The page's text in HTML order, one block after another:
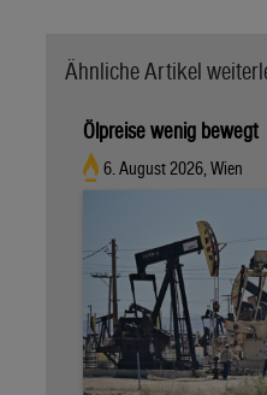
Ähnliche Artikel
Ölpreise wenig bewegt
6. August 2026, Wien